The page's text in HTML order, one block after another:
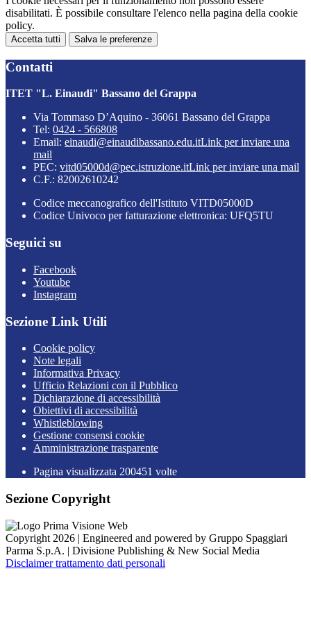
disabilitati. È possibile consultare l'elenco nella pagina della cookie
policy.
Accetta tutti Salva le preferenze
Contatti
ITET "L. Einaudi" Bassano del Grappa
Via Tommaso D’Aquino - 36061 Bassano del Grappa
Tel: 0424 - 566808
Email: einaudi@einaudibassano.edu.itLink per inviare una
mail
PEC: vitd05000d@pec.istruzione.itLink per inviare una mail
C.F.: 82002610242
Codice meccanografico dell'Istituto VITD05000D
Codice Univoco per fatturazione elettronica: UFQ5TU
Seguici su
Facebook
Youtube
Instagram
Sezione Link Utili
Cookie policy
Note legali
Informativa Privacy
Ufficio Relazioni con il Pubblico
Dichiarazione di accessibilità
Obiettivi di accessibilità
Whistleblowing
Gestione consensi cookie
Amministrazione trasparente
Pagina visualizzata 200451 volte
Sezione Copyright
Copyright 2026 | Engineered and powered by Gruppo Spaggiari
Parma S.p.A. | Divisione Publishing & New Social Media
Disclaimer trattamento dati personali